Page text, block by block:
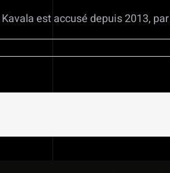
est accusé depuis 2013,